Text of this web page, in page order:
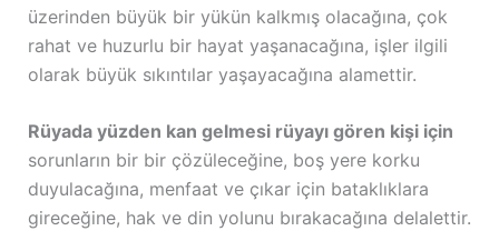
üzerinden büyük bir yükün kalkmış olacağına, çok
rahat ve huzurlu bir hayat yaşanacağına, işler ilgili
olarak büyük sıkıntılar yaşayacağına alamettir.
Rüyada yüzden kan gelmesi rüyayı gören kişi için
sorunların bir bir çözüleceğine, boş yere korku
duyulacağına, menfaat ve çıkar için bataklıklara
gireceğine, hak ve din yolunu bırakacağına delalettir.